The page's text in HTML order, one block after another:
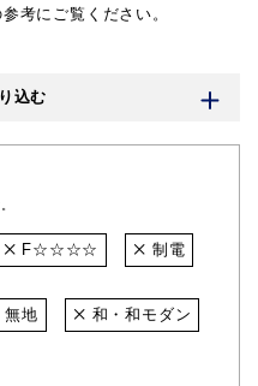
考にご覧ください。
込む
F☆☆☆☆ 制電
無地 和・和モダン